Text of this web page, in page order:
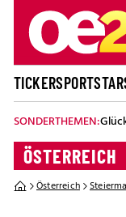
TICKERSPORT
SONDERTHEMEN:
ÖSTERREICH
Österreich